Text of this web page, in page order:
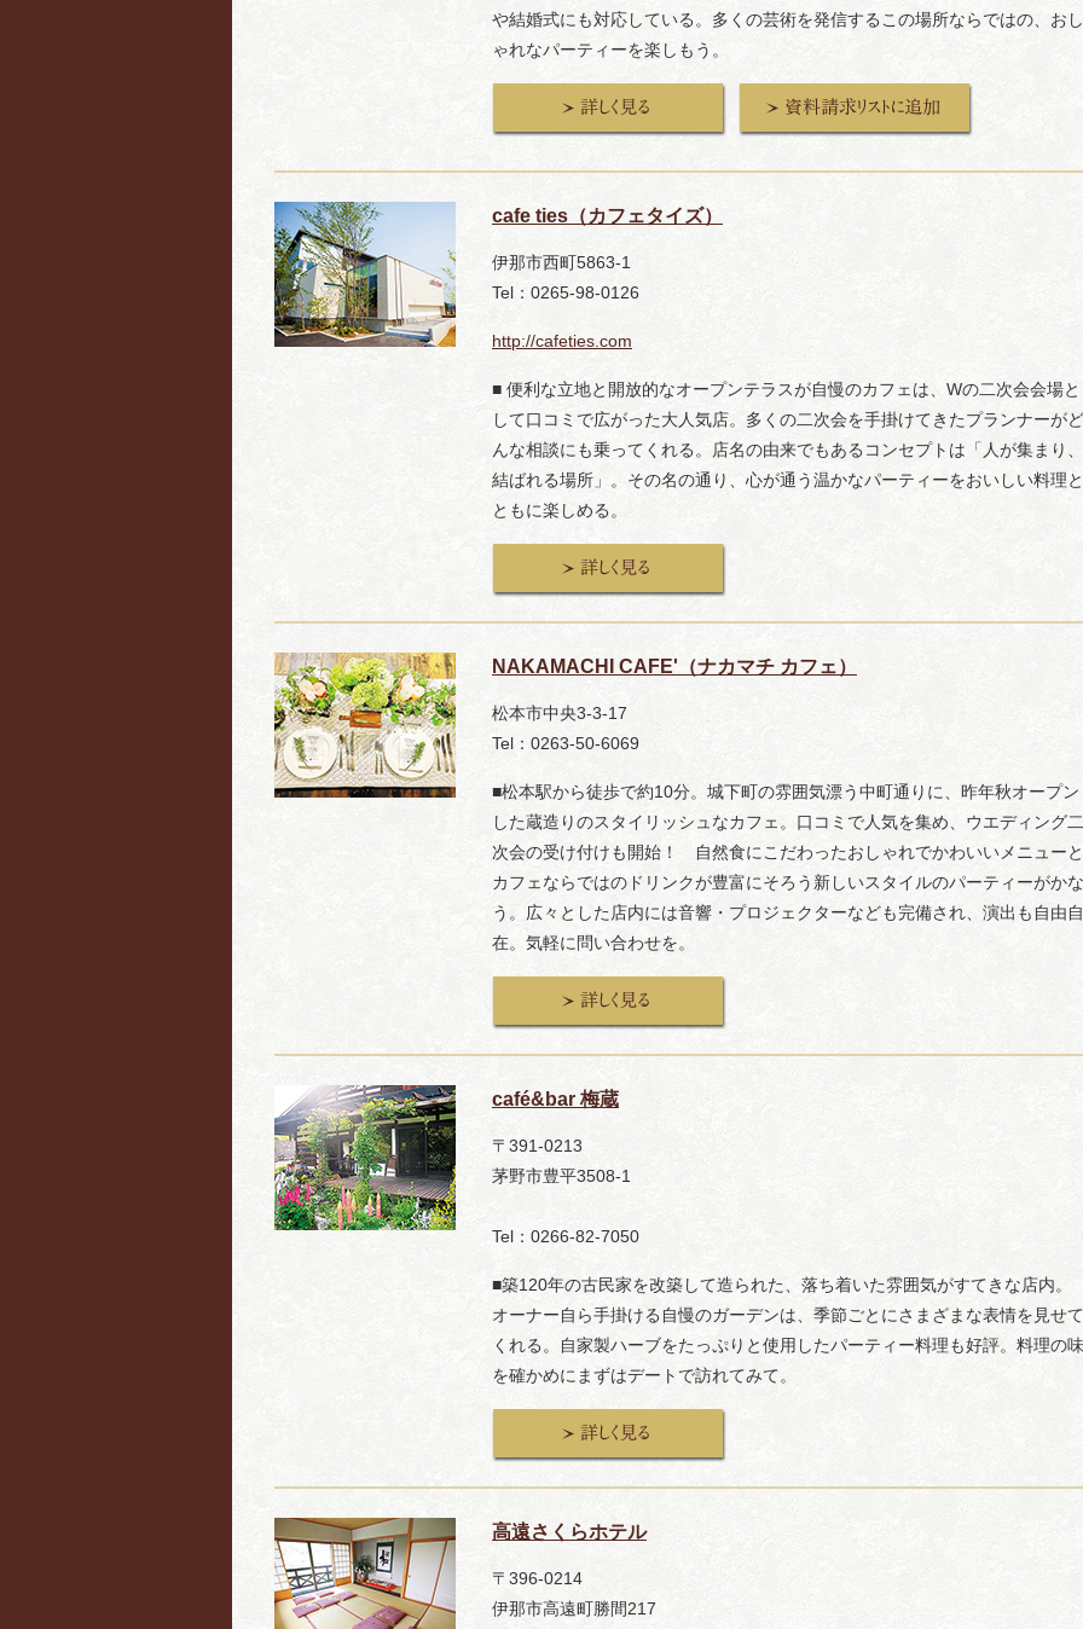
や結婚式にも対応している。多くの芸術を発信するこの場所ならではの、おし
ゃれなパーティーを楽しもう。
cafe ties（カフェタイズ）
伊那市西町5863-1
Tel：0265-98-0126
http://cafeties.com
■ 便利な立地と開放的なオープンテラスが自慢のカフェは、Wの二次会会場と
して口コミで広がった大人気店。多くの二次会を手掛けてきたプランナーがど
んな相談にも乗ってくれる。店名の由来でもあるコンセプトは「人が集まり、
結ばれる場所」。その名の通り、心が通う温かなパーティーをおいしい料理と
ともに楽しめる。
NAKAMACHI CAFE'（ナカマチ カフェ）
松本市中央3-3-17
Tel：0263-50-6069
■松本駅から徒歩で約10分。城下町の雰囲気漂う中町通りに、昨年秋オープン
した蔵造りのスタイリッシュなカフェ。口コミで人気を集め、ウエディング二
次会の受け付けも開始！ 自然食にこだわったおしゃれでかわいいメニューと
カフェならではのドリンクが豊富にそろう新しいスタイルのパーティーがかな
う。広々とした店内には音響・プロジェクターなども完備され、演出も自由自
在。気軽に問い合わせを。
café&bar 梅蔵
〒391-0213
茅野市豊平3508-1
Tel：0266-82-7050
■築120年の古民家を改築して造られた、落ち着いた雰囲気がすてきな店内。
オーナー自ら手掛ける自慢のガーデンは、季節ごとにさまざまな表情を見せて
くれる。自家製ハーブをたっぷりと使用したパーティー料理も好評。料理の味
を確かめにまずはデートで訪れてみて。
高遠さくらホテル
〒396-0214
伊那市高遠町勝間217